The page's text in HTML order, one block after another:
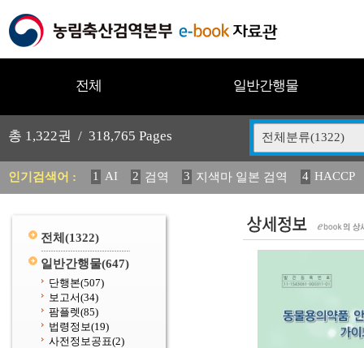
전체 일반간행물
총 1,322권 / 318,765 Pages 전체분류(1322)
인기검색어 : 1 AI 2 검역 3 지색마 일본 검역 4 HACCP
11 2025 12 중독성 식물 도감 13 媛 異 14
전체 (1322)
일반간행물(647)
단행본(507)
보고서(34)
팜플렛(85)
법령정보(19)
사전정보공표(2)